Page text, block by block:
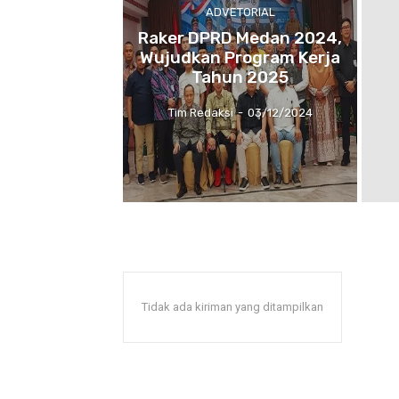
ADVETORIAL
Raker DPRD Medan 2024,
Wujudkan Program Kerja
Tahun 2025
Tim Redaksi - 03/12/2024
Tidak ada kiriman yang ditampilkan